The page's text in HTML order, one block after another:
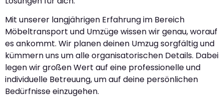
Mit unserer langjährigen Erfahrung im Bereich
Möbeltransport und Umzüge wissen wir genau, worauf
es ankommt. Wir planen deinen Umzug sorgfältig und
kümmern uns um alle organisatorischen Details. Dabei
legen wir großen Wert auf eine professionelle und
individuelle Betreuung, um auf deine persönlichen
Bedürfnisse einzugehen.